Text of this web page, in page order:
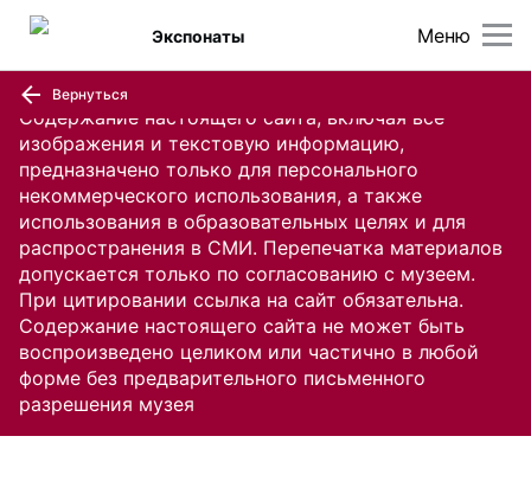
Содержание настоящего сайта, включая все
изображения и текстовую информацию,
предназначено только для персонального
некоммерческого использования, а также
использования в образовательных целях и для
распространения в СМИ. Перепечатка материалов
допускается только по согласованию с музеем.
При цитировании ссылка на сайт обязательна.
Содержание настоящего сайта не может быть
воспроизведено целиком или частично в любой
форме без предварительного письменного
разрешения музея
Меню
Экспонаты
Вернуться